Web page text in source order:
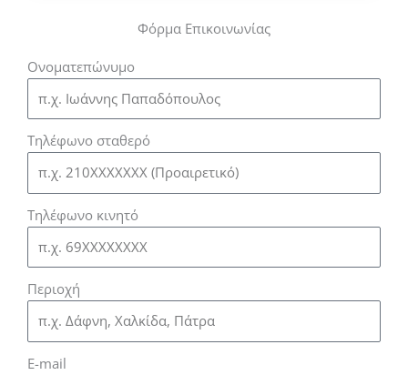
Φόρμα Επικοινωνίας
Ονοματεπώνυμο
Τηλέφωνο σταθερό
Τηλέφωνο κινητό
Περιοχή
E-mail